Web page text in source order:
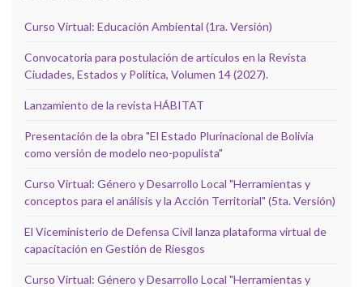
Curso Virtual: Educación Ambiental (1ra. Versión)
Convocatoria para postulación de artículos en la Revista
Ciudades, Estados y Política, Volumen 14 (2027).
Lanzamiento de la revista HÁBITAT
Presentación de la obra "El Estado Plurinacional de Bolivia
como versión de modelo neo-populista"
Curso Virtual: Género y Desarrollo Local "Herramientas y
conceptos para el análisis y la Acción Territorial" (5ta. Versión)
El Viceministerio de Defensa Civil lanza plataforma virtual de
capacitación en Gestión de Riesgos
Curso Virtual: Género y Desarrollo Local "Herramientas y